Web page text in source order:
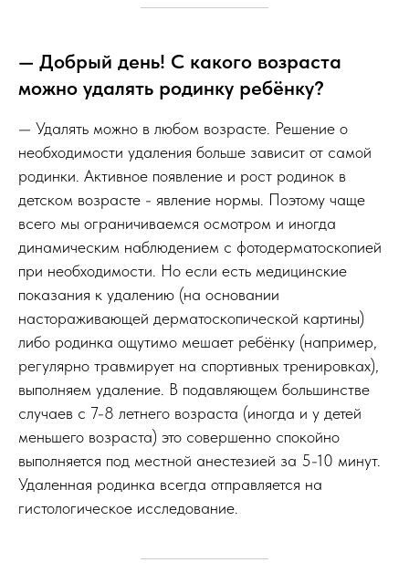
— Добрый день! C какого возраста
можно удалять родинку ребёнку?
— Удалять можно в любом возрасте. Решение о
необходимости удаления больше зависит от самой
родинки. Активное появление и рост родинок в
детском возрасте - явление нормы. Поэтому чаще
всего мы ограничиваемся осмотром и иногда
динамическим наблюдением с фотодерматоскопией
при необходимости. Но если есть медицинские
показания к удалению (на основании
настораживающей дерматоскопической картины)
либо родинка ощутимо мешает ребёнку (например,
регулярно травмирует на спортивных тренировках),
выполняем удаление. В подавляющем большинстве
случаев с 7-8 летнего возраста (иногда и у детей
меньшего возраста) это совершенно спокойно
выполняется под местной анестезией за 5-10 минут.
Удаленная родинка всегда отправляется на
гистологическое исследование.